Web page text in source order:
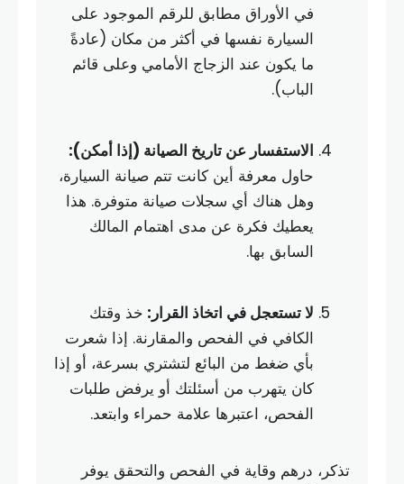
في الأوراق مطابق للرقم الموجود على
السيارة نفسها في أكثر من مكان (عادةً
ما يكون عند الزجاج الأمامي وعلى قائم
الباب).
الاستفسار عن تاريخ الصيانة (إذا أمكن):
حاول معرفة أين كانت تتم صيانة السيارة،
وهل هناك أي سجلات صيانة متوفرة. هذا
يعطيك فكرة عن مدى اهتمام المالك
السابق بها.
لا تستعجل في اتخاذ القرار: خذ وقتك
الكافي في الفحص والمقارنة. إذا شعرت
بأي ضغط من البائع لتشتري بسرعة، أو إذا
كان يتهرب من أسئلتك أو يرفض طلبات
الفحص، اعتبرها علامة حمراء وابتعد.
تذكر، درهم وقاية في الفحص والتحقق يوفر